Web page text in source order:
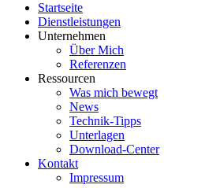
Startseite
Dienstleistungen
Unternehmen
Über Mich
Referenzen
Ressourcen
Was mich bewegt
News
Technik-Tipps
Unterlagen
Download-Center
Kontakt
Impressum